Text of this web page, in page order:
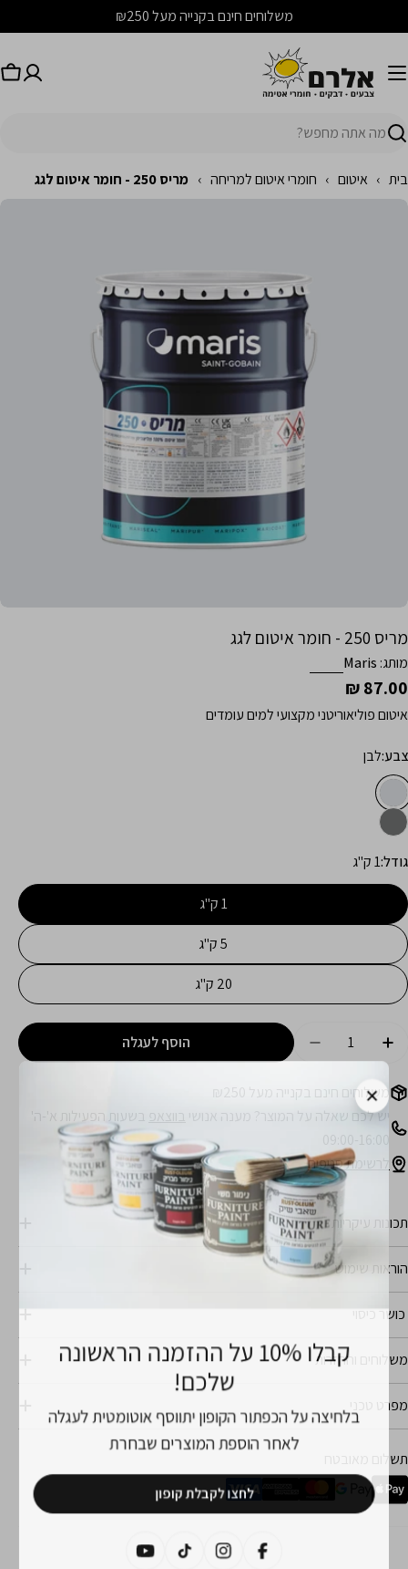
לתוכן
משלוחים חינם בקנייה מעל ₪250
חיפוש
בית › איטום › חומרי איטום למריחה › מריס 250 - חומר איטום לגג
מריס 250 - חומר איטום לגג
מותג: Maris
מחיר
רגיל
87.00 ₪
איטום פוליאוריטני מקצועי למים עומדים
צבע:לבן
גודל:1 ק"ג
1 ק"ג
5 ק"ג
20 ק"ג
כמות
הקטן כמות עבור מריס 250 - חומר איטום לגגהגדל כמות עבור מריס 250 - חומר איטום לגג
הוסף לעגלה
משלוחים חינם בקנייה מעל ₪250
יש לכם שאלה על המוצר? מענה אנושי בווצאפ בשעות הפעילות א'-ה'
09:00-16:00
לרשימת סניפים
תכונות עיקריות
הוראות שימוש
כושר כיסוי
משלוחים והחזרות
מפרט טכני
תשלום מאובטח
אמצעי
תשלום
קבלו 10% על ההזמנה הראשונה
שלכם!
בלחיצה על הכפתור הקופון יתווסף אוטומטית לעגלה
לאחר הוספת המוצרים שבחרת
לחצו לקבלת קופון